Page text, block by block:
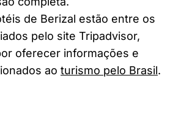
de Berizal estão entre os
pelo site Tripadvisor,
oferecer informações e
ao turismo pelo Brasil.